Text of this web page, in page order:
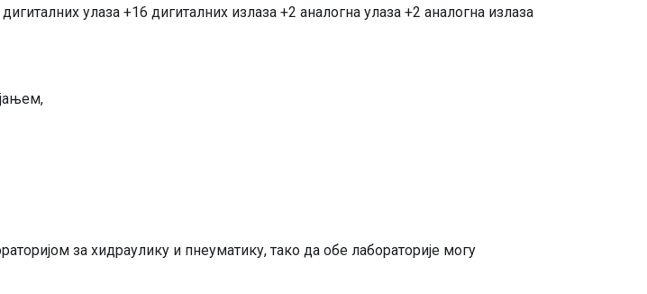
улаза +16 дигиталних излаза +2 аналогна улаза +2 аналогна излаза
за хидраулику и пнеуматику, тако да обе лабораторије могу